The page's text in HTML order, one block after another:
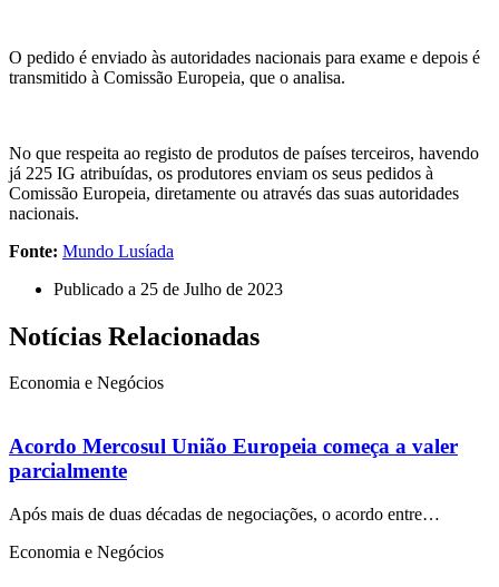
O pedido é enviado às autoridades nacionais para exame e depois é
transmitido à Comissão Europeia, que o analisa.
No que respeita ao registo de produtos de países terceiros, havendo
já 225 IG atribuídas, os produtores enviam os seus pedidos à
Comissão Europeia, diretamente ou através das suas autoridades
nacionais.
Fonte: Mundo Lusíada
Publicado a 25 de Julho de 2023
Notícias Relacionadas
Economia e Negócios
Acordo Mercosul União Europeia começa a valer
parcialmente
Após mais de duas décadas de negociações, o acordo entre…
Economia e Negócios